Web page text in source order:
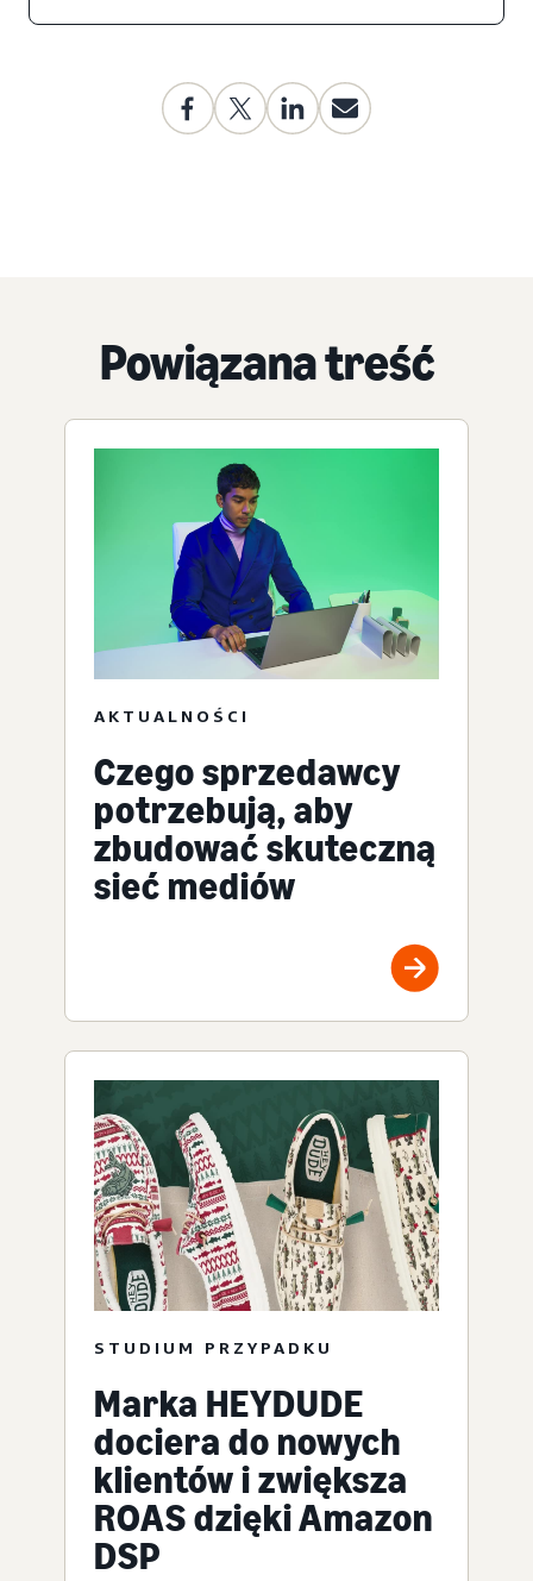
Powiązana treść
AKTUALNOŚCI
Czego sprzedawcy
potrzebują, aby
zbudować skuteczną
sieć mediów
STUDIUM PRZYPADKU
Marka HEYDUDE
dociera do nowych
klientów i zwiększa
ROAS dzięki Amazon
DSP